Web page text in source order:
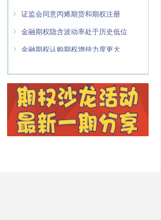
ꁇ 证监会同意丙烯期货和期权注册
ꁇ 金融期权隐含波动率处于历史低位
ꁇ 金融期权认购期权增持力度更大